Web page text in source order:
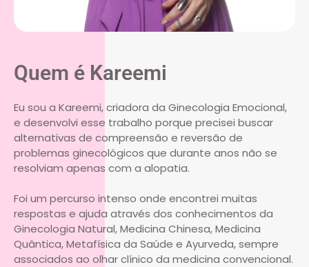
Quem é Kareemi
Eu sou a Kareemi, criadora da Ginecologia Emocional,
e desenvolvi esse trabalho porque precisei buscar
alternativas de compreensão e reversão de
problemas ginecológicos que durante anos não se
resolviam apenas com a alopatia.
Foi um percurso intenso onde encontrei muitas
respostas e ajuda através dos conhecimentos da
Ginecologia Natural, Medicina Chinesa, Medicina
Quântica, Metafísica da Saúde e Ayurveda, sempre
associados ao olhar clínico da medicina convencional.